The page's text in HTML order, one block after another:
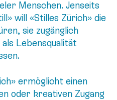
Menschen. Jenseits
will «Stilles Zürich» die
sie zugänglich
Lebensqualität
ermöglicht einen
oder kreativen Zugang